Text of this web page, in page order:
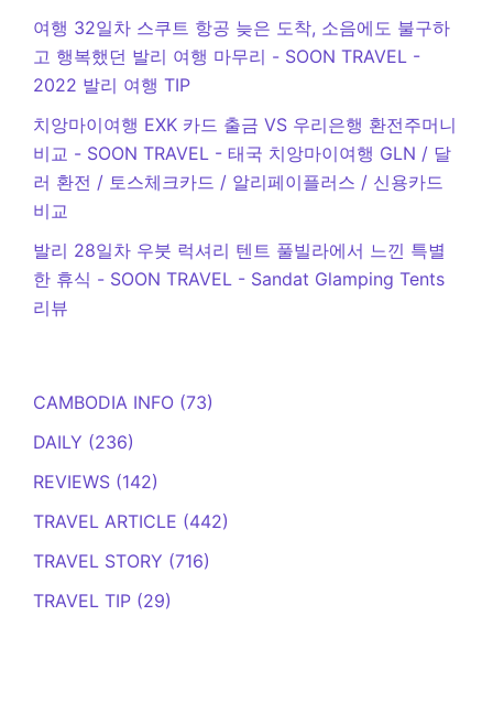
여행 32일차 스쿠트 항공 늦은 도착, 소음에도 불구하
고 행복했던 발리 여행 마무리 - SOON TRAVEL -
2022 발리 여행 TIP
치앙마이여행 EXK 카드 출금 VS 우리은행 환전주머니
비교 - SOON TRAVEL - 태국 치앙마이여행 GLN / 달
러 환전 / 토스체크카드 / 알리페이플러스 / 신용카드
비교
발리 28일차 우붓 럭셔리 텐트 풀빌라에서 느낀 특별
한 휴식 - SOON TRAVEL - Sandat Glamping Tents
리뷰
CAMBODIA INFO (73)
DAILY (236)
REVIEWS (142)
TRAVEL ARTICLE (442)
TRAVEL STORY (716)
TRAVEL TIP (29)